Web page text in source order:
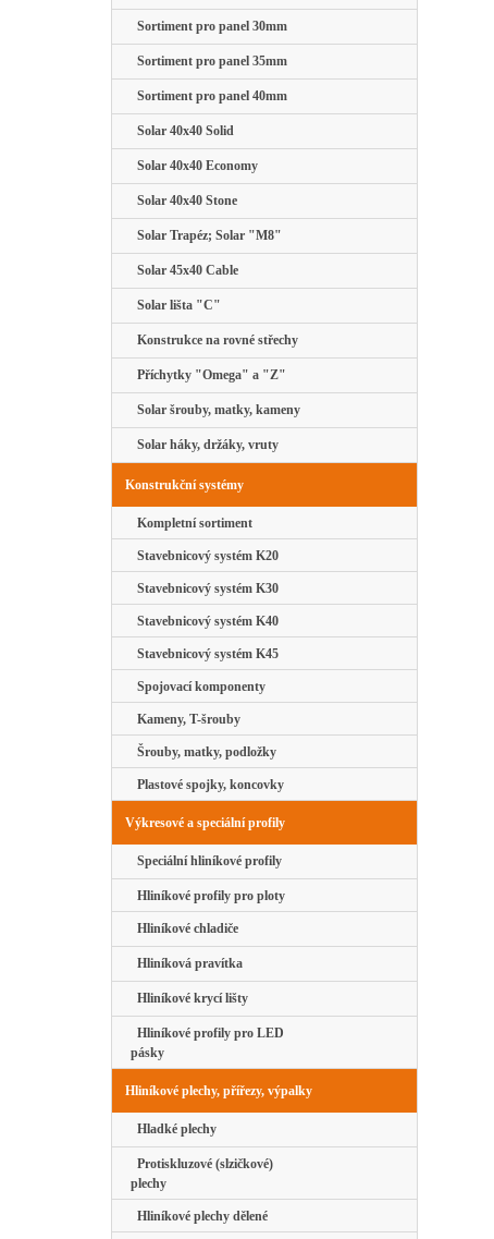
Sortiment pro panel 30mm
Sortiment pro panel 35mm
Sortiment pro panel 40mm
Solar 40x40 Solid
Solar 40x40 Economy
Solar 40x40 Stone
Solar Trapéz; Solar "M8"
Solar 45x40 Cable
Solar lišta "C"
Konstrukce na rovné střechy
Příchytky "Omega" a "Z"
Solar šrouby, matky, kameny
Solar háky, držáky, vruty
Konstrukční systémy
Kompletní sortiment
Stavebnicový systém K20
Stavebnicový systém K30
Stavebnicový systém K40
Stavebnicový systém K45
Spojovací komponenty
Kameny, T-šrouby
Šrouby, matky, podložky
Plastové spojky, koncovky
Výkresové a speciální profily
Speciální hliníkové profily
Hliníkové profily pro ploty
Hliníkové chladiče
Hliníková pravítka
Hliníkové krycí lišty
Hliníkové profily pro LED
pásky
Hliníkové plechy, přířezy, výpalky
Hladké plechy
Protiskluzové (slzičkové)
plechy
Hliníkové plechy dělené